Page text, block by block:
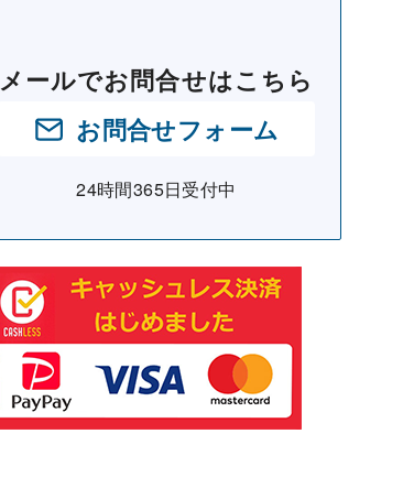
メールでお問合せはこちら
お問合せフォーム
24時間365日受付中